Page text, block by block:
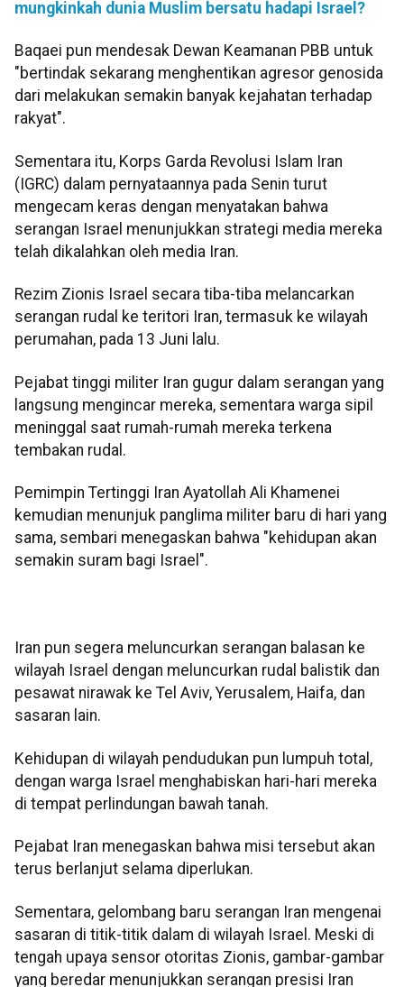
mungkinkah dunia Muslim bersatu hadapi Israel?
Baqaei pun mendesak Dewan Keamanan PBB untuk
"bertindak sekarang menghentikan agresor genosida
dari melakukan semakin banyak kejahatan terhadap
rakyat".
Sementara itu, Korps Garda Revolusi Islam Iran
(IGRC) dalam pernyataannya pada Senin turut
mengecam keras dengan menyatakan bahwa
serangan Israel menunjukkan strategi media mereka
telah dikalahkan oleh media Iran.
Rezim Zionis Israel secara tiba-tiba melancarkan
serangan rudal ke teritori Iran, termasuk ke wilayah
perumahan, pada 13 Juni lalu.
Pejabat tinggi militer Iran gugur dalam serangan yang
langsung mengincar mereka, sementara warga sipil
meninggal saat rumah-rumah mereka terkena
tembakan rudal.
Pemimpin Tertinggi Iran Ayatollah Ali Khamenei
kemudian menunjuk panglima militer baru di hari yang
sama, sembari menegaskan bahwa "kehidupan akan
semakin suram bagi Israel".
Iran pun segera meluncurkan serangan balasan ke
wilayah Israel dengan meluncurkan rudal balistik dan
pesawat nirawak ke Tel Aviv, Yerusalem, Haifa, dan
sasaran lain.
Kehidupan di wilayah pendudukan pun lumpuh total,
dengan warga Israel menghabiskan hari-hari mereka
di tempat perlindungan bawah tanah.
Pejabat Iran menegaskan bahwa misi tersebut akan
terus berlanjut selama diperlukan.
Sementara, gelombang baru serangan Iran mengenai
sasaran di titik-titik dalam di wilayah Israel. Meski di
tengah upaya sensor otoritas Zionis, gambar-gambar
yang beredar menunjukkan serangan presisi Iran